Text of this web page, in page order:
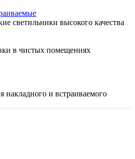
светильники высокого качества
в чистых помещениях
и встраиваемого